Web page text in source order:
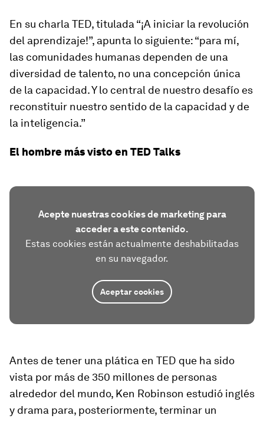
En su charla TED, titulada “¡A iniciar la revolución
del aprendizaje!”, apunta lo siguiente: “para mí,
las comunidades humanas dependen de una
diversidad de talento, no una concepción única
de la capacidad. Y lo central de nuestro desafío es
reconstituir nuestro sentido de la capacidad y de
la inteligencia.”
El hombre más visto en TED Talks
Acepte nuestras cookies de marketing para
acceder a este contenido.
Estas cookies están actualmente deshabilitadas
en su navegador.
Aceptar cookies
Antes de tener una plática en TED que ha sido
vista por más de 350 millones de personas
alrededor del mundo, Ken Robinson estudió inglés
y drama para, posteriormente, terminar un